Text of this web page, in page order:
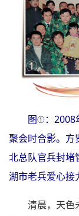
图①：2008
聚会时合影。
北总队官兵封
湖市老兵爱心接
清晨，天色